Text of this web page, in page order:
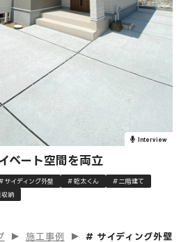
Interview
ベート空間を両立
サイディング外壁 乾太くん
二階建て
収納
施工事例 # サイディング外壁